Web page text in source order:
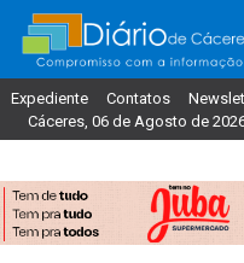
Expediente Contatos
Cáceres, 06 de Agosto de